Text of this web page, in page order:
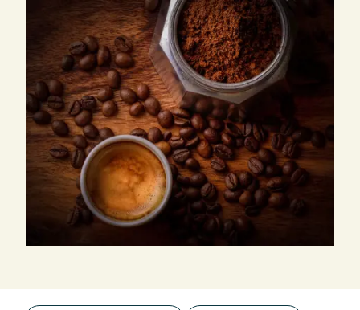
un composant indispensable.
Nous vous expliquerons sur cette page pourquoi le
bon degré de mouture est essentiel pour savourer
un café parfait.
Découvrez ici aussi tous nos cafés moulus des
artisans locaux de France, Italie et Allemagne,
comme par exemple d’Arlo’s Coffee, d'Origines
Tea&Coffee France, d'Ettli Kaffee, et bien d’autres.
Trouvez sur Sensaterra votre prochain torréfacteur
préféré, qu'il soit italien, allemand ou français.